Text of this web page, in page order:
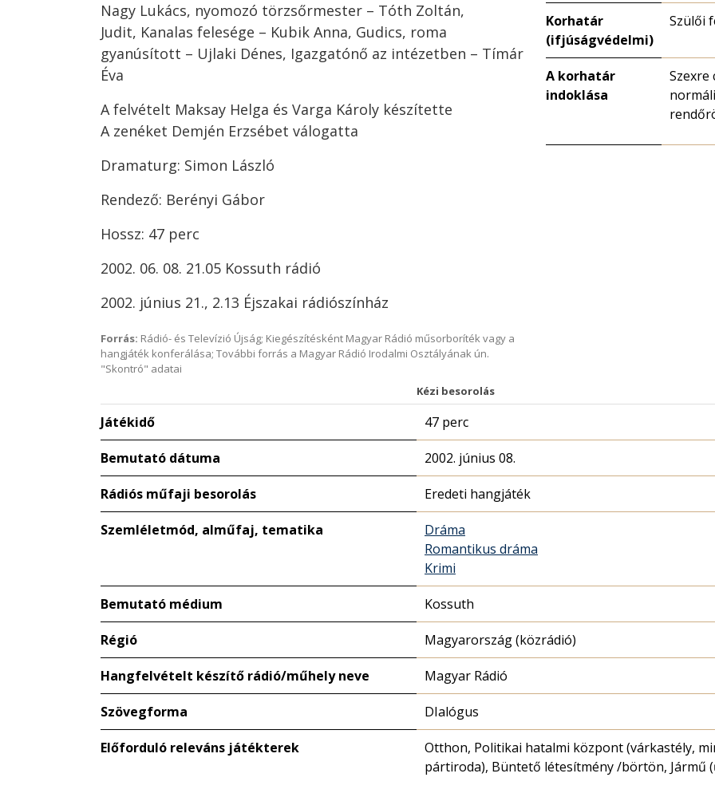
Nagy Lukács, nyomozó törzsőrmester – Tóth Zoltán,
Judit, Kanalas felesége – Kubik Anna, Gudics, roma
gyanúsított – Ujlaki Dénes, Igazgatónő az intézetben – Tímár
Éva
A felvételt Maksay Helga és Varga Károly készítette
A zenéket Demjén Erzsébet válogatta
Dramaturg: Simon László
Rendező: Berényi Gábor
Hossz: 47 perc
2002. 06. 08. 21.05 Kossuth rádió
2002. június 21., 2.13 Éjszakai rádiószínház
Forrás: Rádió- és Televízió Újság; Kiegészítésként Magyar Rádió műsorboríték vagy a
hangjáték konferálása; További forrás a Magyar Rádió Irodalmi Osztályának ún.
"Skontró" adatai
Korhatár
(ifjúságvédelmi)
Szülői
A korhatár
indoklása
Szexre
Kézi besorolás
Játékidő 47 perc
Bemutató dátuma 2002. június 08.
Rádiós műfaji besorolás Eredeti hangjáték
Szemléletmód, alműfaj, tematika
Dráma
Romantikus dráma
Krimi
Bemutató médium Kossuth
Régió Magyarország (közrádió)
Hangfelvételt készítő rádió/műhely neve Magyar Rádió
Szövegforma DIalógus
Előforduló releváns játékterek
Otthon, Politikai hatalmi központ (várkastély,
pártiroda), Büntető létesítmény /börtön, Jármű